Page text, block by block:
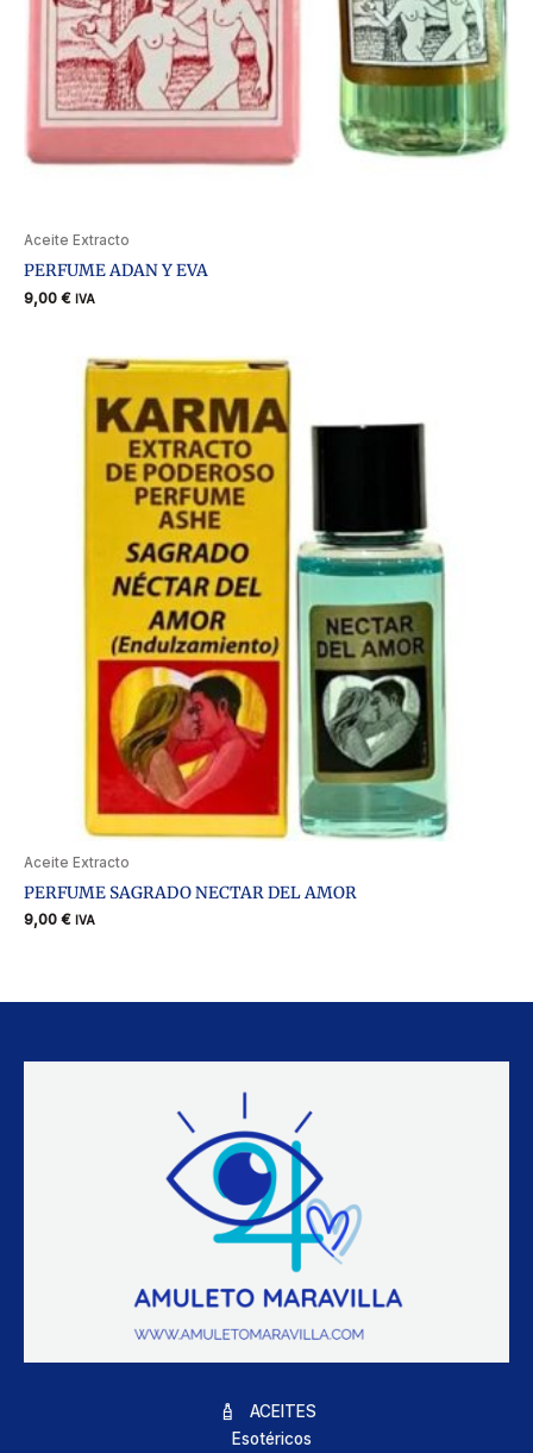
Aceite Extracto
PERFUME ADAN Y EVA
9,00 € IVA
Aceite Extracto
PERFUME SAGRADO NECTAR DEL AMOR
9,00 € IVA
ACEITES
Esotéricos